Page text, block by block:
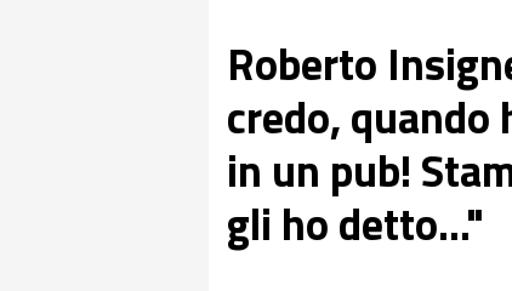
Roberto
credo, quando
in un pub!
gli ho detto..."